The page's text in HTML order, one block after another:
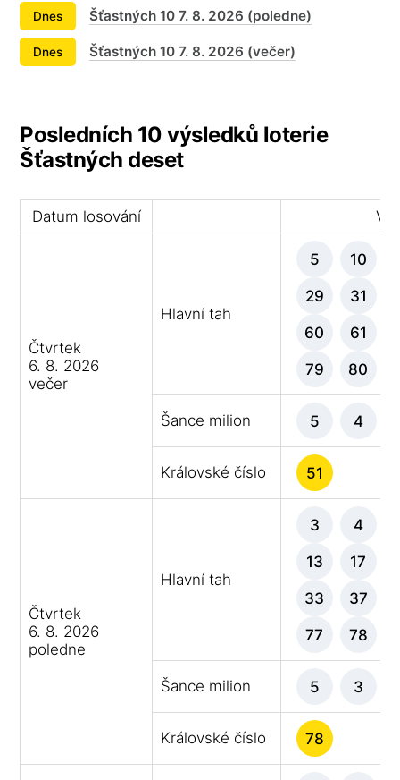
Dnes Šťastných 10 7. 8. 2026 (poledne)
Dnes Šťastných 10 7. 8. 2026 (večer)
Posledních 10 výsledků loterie
Šťastných deset
Datum losování
Čtvrtek
6. 8. 2026
večer
Hlavní tah
5 10
29 31
60 61
79 80
Šance milion 5 4
Královské číslo 51
Čtvrtek
6. 8. 2026
poledne
Hlavní tah
3 4
13 17
33 37
77 78
Šance milion 5 3
Královské číslo 78